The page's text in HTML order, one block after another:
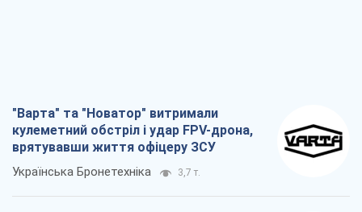
"Варта" та "Новатор" витримали
кулеметний обстріл і удар FPV-дрона,
врятувавши життя офіцеру ЗСУ
Українська Бронетехніка 3,7 т.